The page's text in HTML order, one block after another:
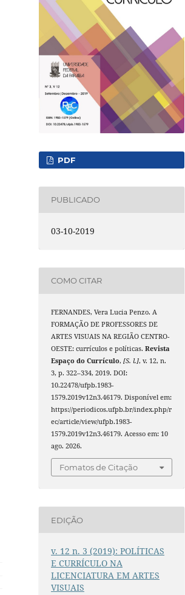
PDF
PUBLICADO
03-10-2019
COMO CITAR
FERNANDES, Vera Lucia Penzo. A
FORMAÇÃO DE PROFESSORES DE
ARTES VISUAIS NA REGIÃO CENTRO-
OESTE: currículos e políticas.Revista
Espaço do Currículo,[S. l.], v. 12, n.
3, p. 322–334, 2019. DOI:
10.22478/ufpb.1983-
1579.2019v12n3.46179. Disponível em:
https://periodicos.ufpb.br/index.php/r
ec/article/view/ufpb.1983-
1579.2019v12n3.46179. Acesso em: 10
ago. 2026.
Fomatos de Citação
EDIÇÃO
v. 12 n. 3 (2019): POLÍTICAS
E CURRÍCULO NA
LICENCIATURA EM ARTES
VISUAIS